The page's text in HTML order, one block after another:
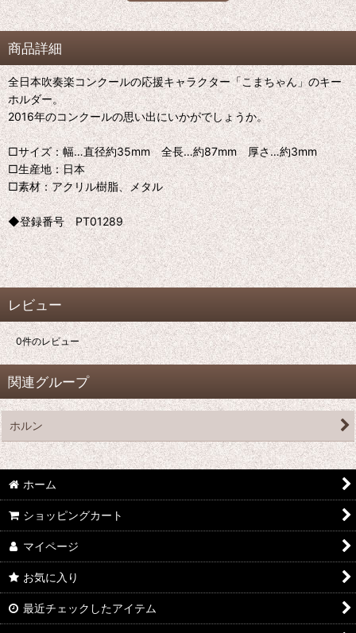
商品詳細
全日本吹奏楽コンクールの応援キャラクター「こまちゃん」のキー
ホルダー。
2016年のコンクールの思い出にいかがでしょうか。
□サイズ：幅…直径約35mm 全長…約87mm 厚さ…約3mm
□生産地：日本
□素材：アクリル樹脂、メタル
◆登録番号 PT01289
レビュー
0件のレビュー
関連グループ
ホルン
ホーム
ショッピングカート
マイページ
お気に入り
最近チェックしたアイテム